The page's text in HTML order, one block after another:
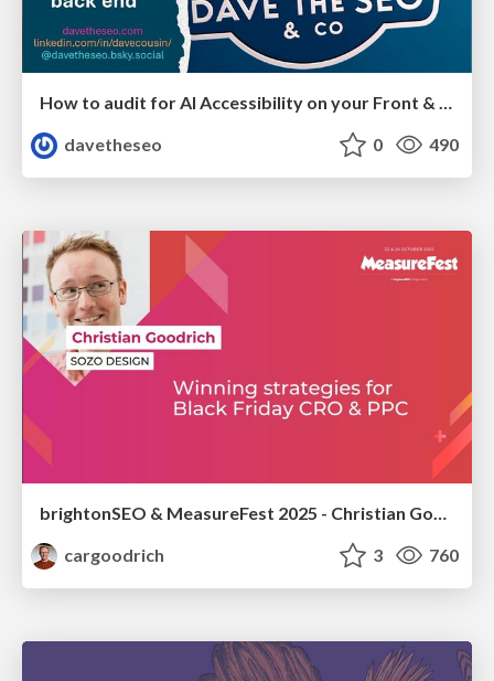
How to audit for AI Accessibility on your Front & Back End
davetheseo
0 490
brightonSEO & MeasureFest 2025 - Christian Goodrich - Winning strategies for Black Friday CRO & PPC
cargoodrich
3 760